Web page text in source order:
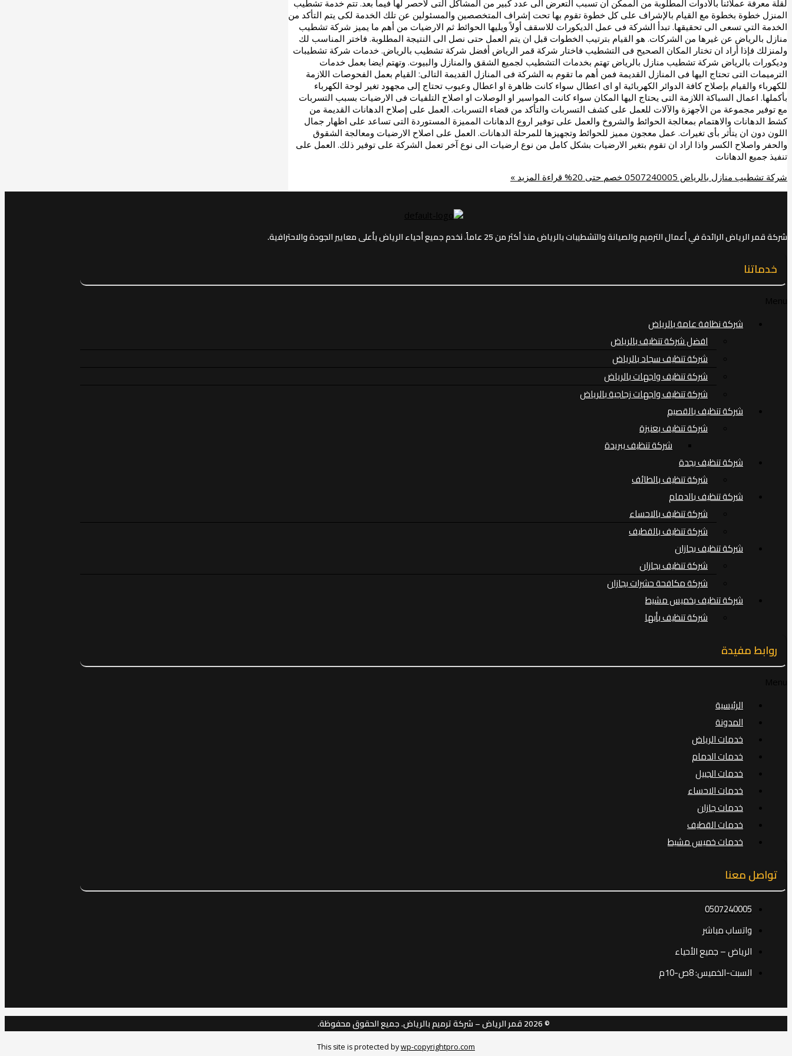
لقلة معرفة عملائنا بالأدوات المطلوبة من الممكن ان تسبب التعرض الى عدد كبير من المشاكل التى لاحصر لها فيما بعد. تتم خدمة تشطيب
المنزل خطوة بخطوة مع القيام بالإشراف على كل خطوة تقوم بها تحت إشراف المتخصصين والمسئولين عن تلك الخدمة لكى يتم التأكد من
الخدمة التي تسعى الى تحقيقها. تبدأ الشركة فى عمل الديكورات للاسقف أولاً ويليها الحوائط ثم الارضيات من أهم ما يميز شركة تشطيب
منازل بالرياض عن غيرها من الشركات. هو القيام بترتيب الخطوات قبل ان يتم العمل حتى نصل الى النتيجة المطلوبة. فاختر المناسب لك
ولمنزلك فإذا أراد ان تختار المكان الصحيح فى التشطيب فاختار شركة قمر الرياض أفضل شركة تشطيب بالرياض. خدمات شركة تشطيبات
وديكورات بالرياض شركة تشطيب منازل بالرياض تهتم بخدمات التشطيب لجميع الشقق والمنازل والبيوت. وتهتم ايضا بعمل خدمات
الترميمات التى تحتاج اليها فى المنازل القديمة فمن أهم ما تقوم به الشركة فى المنازل القديمة التالى: القيام بعمل الفحوصات اللازمة
للكهرباء والقيام بإصلاح كافة الدوائر الكهربائية او اى اعطال سواء كانت ظاهرة او اعطال وعيوب تحتاج إلى مجهود تغير لوحة الكهرباء
بأكملها. اعمال السباكة اللازمة التى يحتاج اليها المكان سواء كانت المواسير او الوصلات او اصلاح التلفيات فى الارضيات بسبب التسربات
مع توفير مجموعة من الأجهزة والآلات للعمل على كشف التسربات والتأكد من قضاء التسربات. العمل على إصلاح الدهانات القديمة من
كشط الدهانات والاهتمام بمعالجة الحوائط والشروخ والعمل على توفير اروع الدهانات المميزة المستوردة التى تساعد على اظهار جمال
اللون دون ان يتأثر بأى تغيرات. عمل معجون مميز للحوائط وتجهيزها للمرحلة الدهانات. العمل على اصلاح الارضيات ومعالجة الشقوق
والحفر واصلاح الكسر واذا اراد ان تقوم بتغير الارضيات بشكل كامل من نوع ارضيات الى نوع آخر تعمل الشركة على توفير ذلك. العمل على
تنفيذ جميع الدهانات
شركة تشطيب منازل بالرياض 0507240005 خصم حتى 20%
قراءة المزيد »
شركة قمر الرياض الرائدة في أعمال الترميم والصيانة والتشطيبات بالرياض منذ أكثر من 25 عاماً. نخدم جميع أحياء الرياض بأعلى معايير الجودة والاحترافية.
خدماتنا
شركة نظافة عامة بالرياض
افضل شركة تنظيف بالرياض
شركة تنظيف سجاد بالرياض
شركة تنظيف واجهات بالرياض
شركة تنظيف واجهات زجاجية بالرياض
شركة تنظيف بالقصيم
شركة تنظيف بعنيزة
شركة تنظيف ببريدة
شركة تنظيف بجدة
شركة تنظيف بالطائف
شركة تنظيف بالدمام
شركة تنظيف بالاحساء
شركة تنظيف بالقطيف
شركة تنظيف بجازان
شركة تنظيف بجازان
شركة مكافحة حشرات بجازان
شركة تنظيف بخميس مشيط
شركة تنظيف بأبها
روابط مفيدة
الرئيسية
المدونة
خدمات الرياض
خدمات الدمام
خدمات الجبيل
خدمات الاحساء
خدمات جازان
خدمات القطيف
خدمات خميس مشيط
تواصل معنا
0507240005
واتساب مباشر
الرياض – جميع الأحياء
السبت-الخميس: 8ص-10م
© 2026 قمر الرياض – شركة ترميم بالرياض. جميع الحقوق محفوظة.
This site is protected bywp-copyrightpro.com